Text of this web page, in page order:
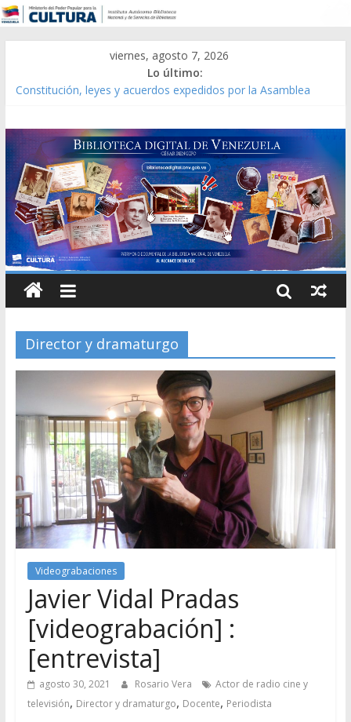
viernes, agosto 7, 2026
Lo último:
Constitución, leyes y acuerdos expedidos por la Asamblea
Modesta Bor Sánchez [material gráfico]
Gaceta Oficial de la República de Venezuela año CXXXIII Mes V,
Caracas 09 de marzo de 2006 N° 38.394
Catálogo temático de obras de Modesta Bor
Director y dramaturgo
Videograbaciones
Javier Vidal Pradas
[videograbación] :
[entrevista]
agosto 30, 2021 Rosario Vera
Actor de radio cine y
televisión, Director y dramaturgo, Docente, Periodista